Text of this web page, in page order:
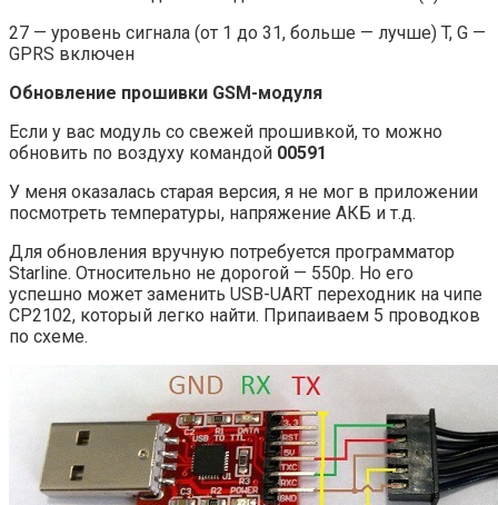
27 — уровень сигнала (от 1 до 31, больше — лучше) T, G —
GPRS включен
Обновление прошивки GSM-модуля
Если у вас модуль со свежей прошивкой, то можно
обновить по воздуху командой 00591
У меня оказалась старая версия, я не мог в приложении
посмотреть температуры, напряжение АКБ и т.д.
Для обновления вручную потребуется программатор
Starline. Относительно не дорогой — 550р. Но его
успешно может заменить USB-UART переходник на чипе
CP2102, который легко найти. Припаиваем 5 проводков
по схеме.